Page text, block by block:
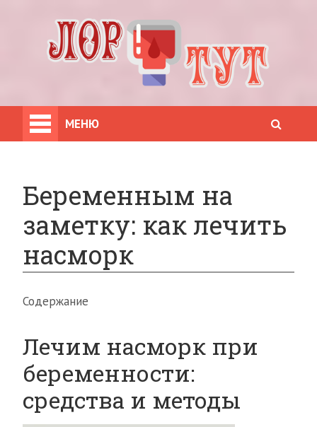
МЕНЮ
Беременным на
заметку: как лечить
насморк
Содержание
Лечим насморк при
беременности:
средства и методы